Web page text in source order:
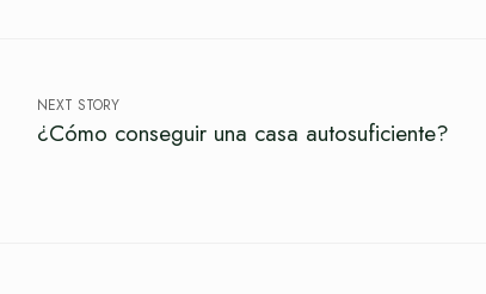
NEXT STORY
¿Cómo conseguir una casa autosuficiente?